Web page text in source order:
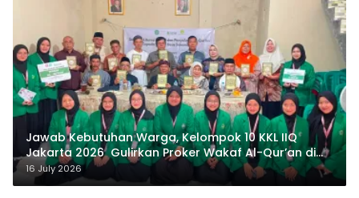
Jawab Kebutuhan Warga, Kelompok 10 KKL IIQ
Jakarta 2026 Gulirkan Proker Wakaf Al-Qur’an di
Sukamanah
16 July 2026